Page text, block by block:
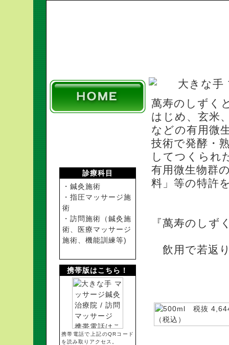
診療科目
・鍼灸施術
・指圧マッサージ施
術
・訪問施術（鍼灸施
術、医療マッサージ
施術、機能訓練等)
携帯版はこちら！
携帯電話で上記のQRコード
を読み取りアクセス。
萬寿のしずく
はじめ、玄米
などの有用微
技術で発酵・
してつくられ
有用微生物群
料」等の特許
『萬寿のしず
飲用で若返